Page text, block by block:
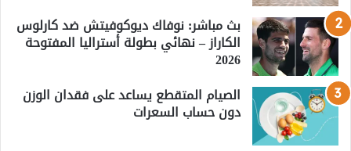
بث مباشر: نوفاك ديوكوفيتش ضد كارلوس
الكاراز – نهائي بطولة أستراليا المفتوحة
2026
الصيام المتقطع يساعد على فقدان الوزن
دون حساب السعرات